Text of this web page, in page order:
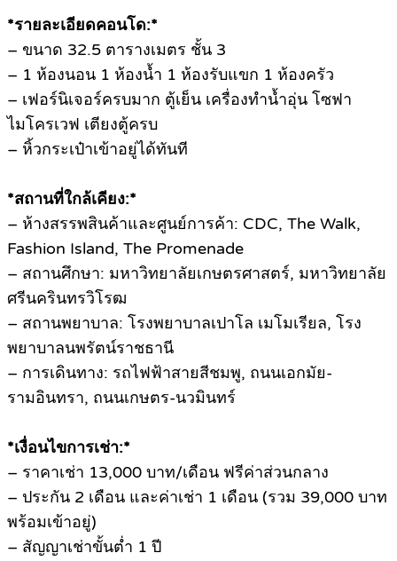
*รายละเอียดคอนโด:*
– ขนาด 32.5 ตารางเมตร ชั้น 3
– 1 ห้องนอน 1 ห้องน้ำ 1 ห้องรับแขก 1 ห้องครัว
– เฟอร์นิเจอร์ครบมาก ตู้เย็น เครื่องทำน้ำอุ่น โซฟา
ไมโครเวฟ เตียงตู้ครบ
– หิ้วกระเป๋าเข้าอยู่ได้ทันที
*สถานที่ใกล้เคียง:*
– ห้างสรรพสินค้าและศูนย์การค้า: CDC, The Walk,
Fashion Island, The Promenade
– สถานศึกษา: มหาวิทยาลัยเกษตรศาสตร์, มหาวิทยาลัย
ศรีนครินทรวิโรฒ
– สถานพยาบาล: โรงพยาบาลเปาโล เมโมเรียล, โรง
พยาบาลนพรัตน์ราชธานี
– การเดินทาง: รถไฟฟ้าสายสีชมพู, ถนนเอกมัย-
รามอินทรา, ถนนเกษตร-นวมินทร์
*เงื่อนไขการเช่า:*
– ราคาเช่า 13,000 บาท/เดือน ฟรีค่าส่วนกลาง
– ประกัน 2 เดือน และค่าเช่า 1 เดือน (รวม 39,000 บาท
พร้อมเข้าอยู่)
– สัญญาเช่าขั้นต่ำ 1 ปี